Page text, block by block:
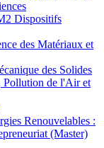
Dispositifs
des Matériaux et
des Solides
de l'Air et
Renouvelables :
(Master)